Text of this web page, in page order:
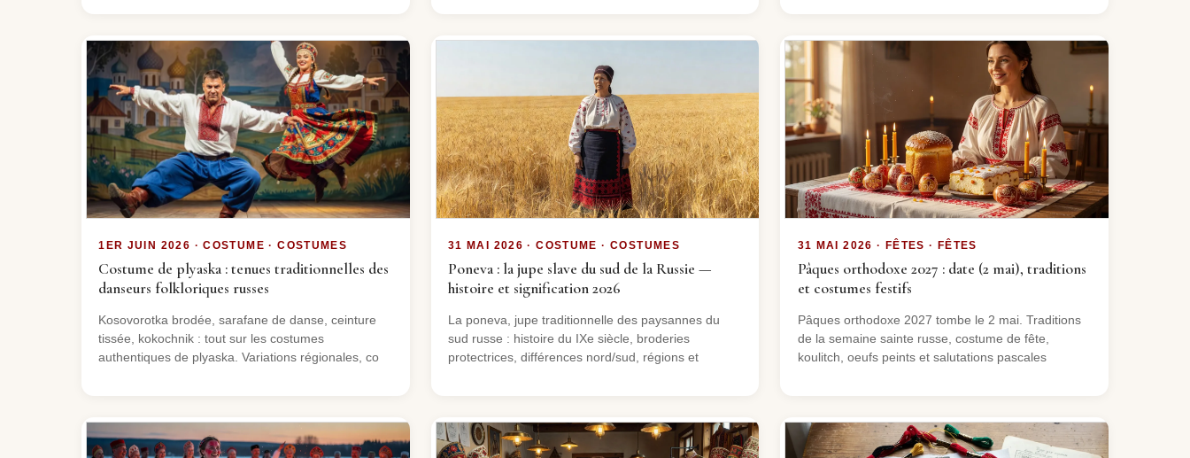
1ER JUIN 2026 · COSTUME · COSTUMES
Costume de plyaska : tenues traditionnelles des
danseurs folkloriques russes
Kosovorotka brodée, sarafane de danse, ceinture
tissée, kokochnik : tout sur les costumes
authentiques de plyaska. Variations régionales, co
31 MAI 2026 · COSTUME · COSTUMES
Poneva : la jupe slave du sud de la Russie —
histoire et signification 2026
La poneva, jupe traditionnelle des paysannes du
sud russe : histoire du IXe siècle, broderies
protectrices, différences nord/sud, régions et
31 MAI 2026 · FÊTES · FÊTES
Pâques orthodoxe 2027 : date (2 mai), traditions
et costumes festifs
Pâques orthodoxe 2027 tombe le 2 mai. Traditions
de la semaine sainte russe, costume de fête,
koulitch, oeufs peints et salutations pascales